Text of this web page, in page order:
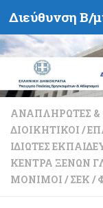
Skip to
ΑΝΑΠΛΗΡΩΤΈΣ &
ΔΙΟΙΚΗΤΙΚΟΊ /
ΙΔΙΏΤΕΣ
ΚΈΝΤΡΑ ΞΈΝΩΝ
ΜΌΝΙΜΟΙ / ΣΕΚ /